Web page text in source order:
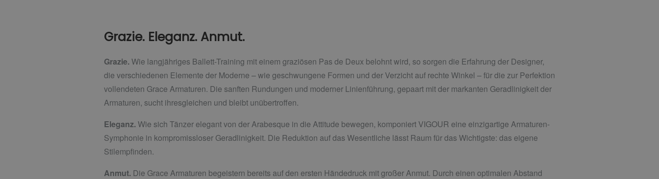
Grazie. Eleganz. Anmut.
Grazie.Wie langjähriges Ballett-Training mit einem graziösen Pas de Deux belohnt wird, so sorgen die Erfahrung der Designer,
die verschiedenen Elemente der Moderne – wie geschwungene Formen und der Verzicht auf rechte Winkel – für die zur Perfektion
vollendeten Grace Armaturen. Die sanften Rundungen und moderner Linienführung, gepaart mit der markanten Geradlinigkeit der
Armaturen, sucht ihresgleichen und bleibt unübertroffen.
Eleganz.Wie sich Tänzer elegant von der Arabesque in die Attitude bewegen, komponiert VIGOUR eine einzigartige Armaturen-
Symphonie in kompromissloser Geradlinigkeit. Die Reduktion auf das Wesentliche lässt Raum für das Wichtigste: das eigene
Stilempfinden.
Anmut. Die Grace Armaturen begeistern bereits auf den ersten Händedruck mit großer Anmut. Durch einen optimalen Abstand